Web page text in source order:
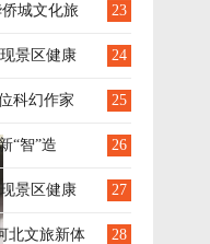
23
城文化旅
24
景区健康
25
科幻作家
说集《一五七三》
26
“智”造
27
景区健康
28
北文旅新体